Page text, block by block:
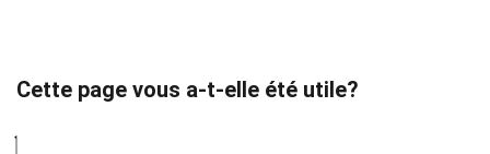
Cette page vous a-t-elle été utile?